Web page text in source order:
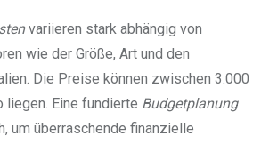
variieren stark abhängig von
wie der Größe, Art und den
Die Preise können zwischen 3.000
liegen. Eine fundierte Budgetplanung
um überraschende finanzielle